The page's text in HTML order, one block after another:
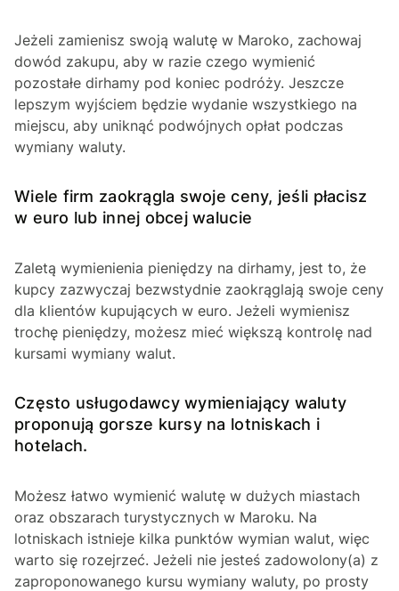
Jeżeli zamienisz swoją walutę w Maroko, zachowaj
dowód zakupu, aby w razie czego wymienić
pozostałe dirhamy pod koniec podróży. Jeszcze
lepszym wyjściem będzie wydanie wszystkiego na
miejscu, aby uniknąć podwójnych opłat podczas
wymiany waluty.
Wiele firm zaokrągla swoje ceny, jeśli płacisz
w euro lub innej obcej walucie
Zaletą wymienienia pieniędzy na dirhamy, jest to, że
kupcy zazwyczaj bezwstydnie zaokrąglają swoje ceny
dla klientów kupujących w euro. Jeżeli wymienisz
trochę pieniędzy, możesz mieć większą kontrolę nad
kursami wymiany walut.
Często usługodawcy wymieniający waluty
proponują gorsze kursy na lotniskach i
hotelach.
Możesz łatwo wymienić walutę w dużych miastach
oraz obszarach turystycznych w Maroku. Na
lotniskach istnieje kilka punktów wymian walut, więc
warto się rozejrzeć. Jeżeli nie jesteś zadowolony(a) z
zaproponowanego kursu wymiany waluty, po prosty